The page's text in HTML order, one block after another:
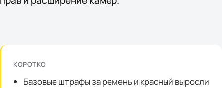
КОРОТКО
Базовые штрафы за ремень и красный выросли